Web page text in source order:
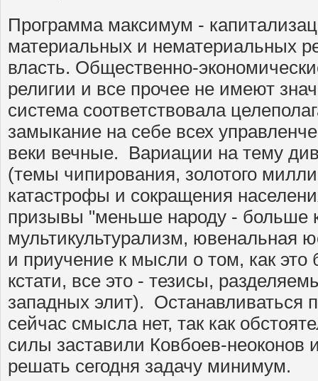
Программа максимум -
материальных и нематериальных
власть. Общественно-
религии и все прочее не имеют
система соответствовала
замыкание на себе всех
веки вечные. Вариации на тему
(темы чипирования, золотого
катастрофы и сокращения
призывы "меньше народу - больше
мультикультурализм, ювенальная
и приучение к мысли о том, как это
кстати, все это - тезисы,
западных элит). Останавливаться
сейчас смысла нет, так как
силы заставили Ковбоев-
решать сегодня задачу минимум.